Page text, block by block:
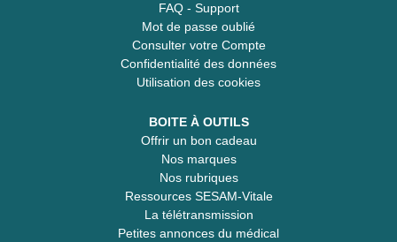
FAQ - Support
Mot de passe oublié
Consulter votre Compte
Confidentialité des données
Utilisation des cookies
BOITE À OUTILS
Offrir un bon cadeau
Nos marques
Nos rubriques
Ressources SESAM-Vitale
La télétransmission
Petites annonces du médical